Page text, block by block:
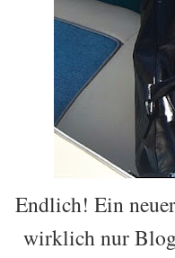
Endlich! Ein
wirklich nur